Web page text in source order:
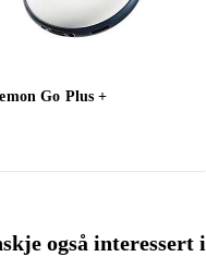
Go Plus +
også interessert i